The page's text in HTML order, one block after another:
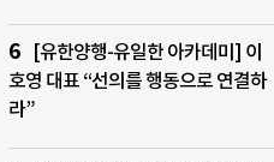
[유한양행-유일한 아카데미] 이
호영 대표 “선의를 행동으로 연결하
라”